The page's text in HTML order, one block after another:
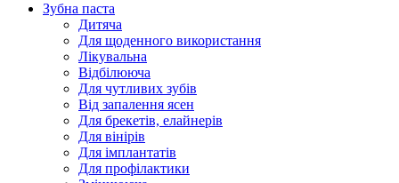
Зубна паста
Дитяча
Для щоденного використання
Лікувальна
Відбілююча
Для чутливих зубів
Від запалення ясен
Для брекетів, елайнерів
Для вінірів
Для імплантатів
Для профілактики